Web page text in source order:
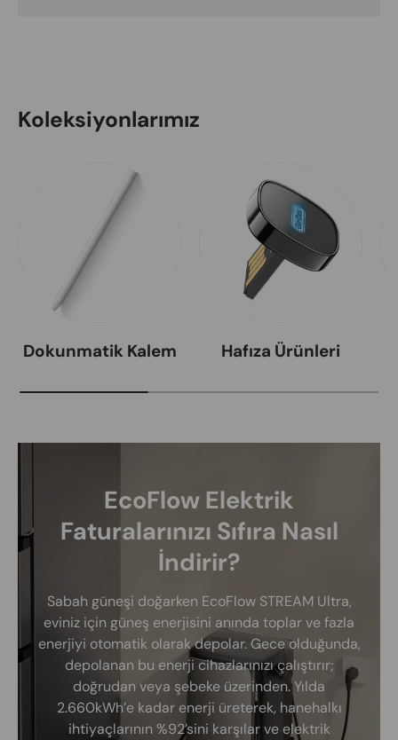
Koleksiyonlarımız
Dokunmatik Kalem Hafıza Ürünleri
EcoFlow Elektrik
Faturalarınızı Sıfıra Nasıl
İndirir?
Sabah güneşi doğarken EcoFlow STREAM Ultra,
eviniz için güneş enerjisini anında toplar ve fazla
enerjiyi otomatik olarak depolar. Gece olduğunda,
depolanan bu enerji cihazlarınızı çalıştırır;
doğrudan veya şebeke üzerinden. Yılda
2.660kWh’e kadar enerji üreterek, hanehalkı
ihtiyaçlarının %92’sini karşılar ve elektrik